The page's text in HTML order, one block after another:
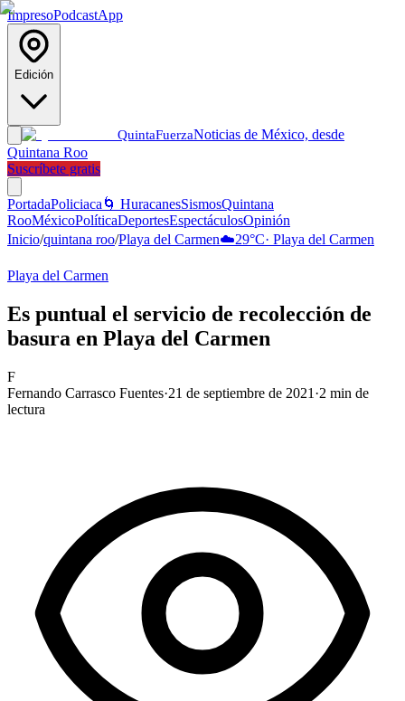
ImpresoPodcastApp
Edición
QuintaFuerzaNoticias de México, desde
Quintana Roo
Suscríbete gratis
PortadaPoliciaca 🌀 HuracanesSismosQuintana
RooMéxicoPolíticaDeportesEspectáculosOpinión
Inicio/quintana roo/Playa del Carmen☁️29°C· Playa del Carmen
Playa del Carmen
Es puntual el servicio de recolección de
basura en Playa del Carmen
F
Fernando Carrasco Fuentes·21 de septiembre de 2021 ·2 min de
lectura